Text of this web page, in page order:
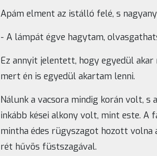
Apám elment az istálló felé, s
- A lámpát égve hagytam,
Ez annyit jelentett, hogy egyedül
mert én is egyedül akartam lenni.
Nálunk a vacsora mindig korán volt,
inkább kései alkony volt, mint este. A
mintha édes rügyszagot hozott volna
rét hűvös füstszagával.